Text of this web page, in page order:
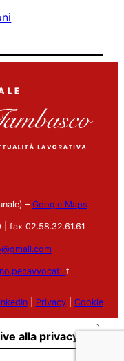
–Google Maps
fax 02.58.32.61.61
t
| Privacy| Cookie
alla privacy